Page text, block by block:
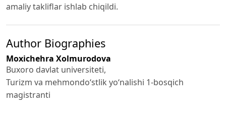
amaliy takliflar ishlab chiqildi.
Author Biographies
Moxichehra Xolmurodova
Buxoro davlat universiteti,
Turizm va mehmondoʻstlik yoʻnalishi 1-bosqich
magistranti